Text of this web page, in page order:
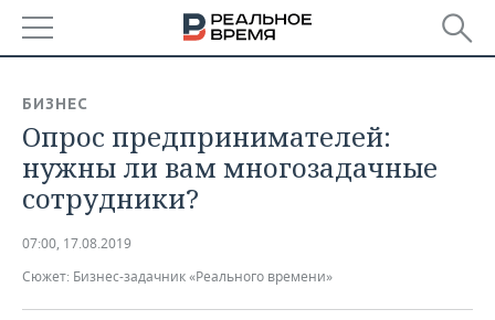
БАШКОРТОСТАН
ТАТАРСТАН
НОВОСТИ
АНАЛИТИКА
ДЕКЛАРАЦИИ О ДОХОДАХ
НОВОСТИ ЭКОНОМИКИ
ПРОМЫШЛЕННОСТЬ
БИЗНЕС
Опрос предпринимателей:
нужны ли вам многозадачные
сотрудники?
07:00, 17.08.2019
Сюжет: Бизнес-задачник «Реального времени»